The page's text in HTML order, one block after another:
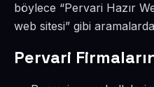
böylece “Pervari Hazır
web sitesi” gibi
Pervari